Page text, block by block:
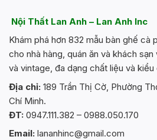
Nội Thất Lan Anh – Lan Anh Inc
Khám phá hơn 832 mẫu bàn ghế cà
cho nhà hàng, quán ăn và khách
và vintage, đa dạng chất liệu và kiểu
Địa chỉ: 189 Trần Thị Cờ, Phường
Chí Minh.
ĐT: 0947.111.382 – 0988.050.170
Email: lananhinc@gmail.com